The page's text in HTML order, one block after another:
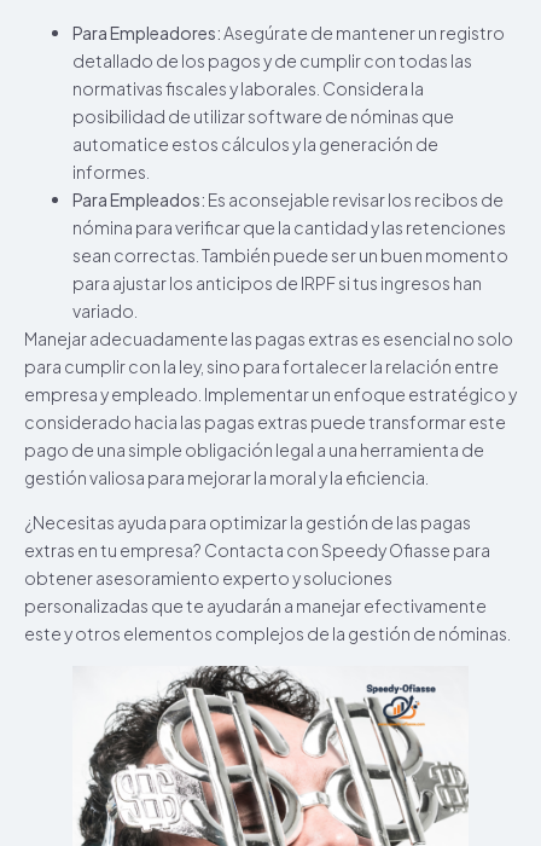
Para Empleadores:Asegúrate de mantener un registro
detallado de los pagos y de cumplir con todas las
normativas fiscales y laborales. Considera la
posibilidad de utilizar software de nóminas que
automatice estos cálculos y la generación de
informes.
Para Empleados: Es aconsejable revisar los recibos de
nómina para verificar que la cantidad y las retenciones
sean correctas. También puede ser un buen momento
para ajustar los anticipos de IRPF si tus ingresos han
variado.
Manejar adecuadamente las pagas extras es esencial no solo
para cumplir con la ley, sino para fortalecer la relación entre
empresa y empleado. Implementar un enfoque estratégico y
considerado hacia las pagas extras puede transformar este
pago de una simple obligación legal a una herramienta de
gestión valiosa para mejorar la moral y la eficiencia.
¿Necesitas ayuda para optimizar la gestión de las pagas
extras en tu empresa? Contacta con Speedy Ofiasse para
obtener asesoramiento experto y soluciones
personalizadas que te ayudarán a manejar efectivamente
este y otros elementos complejos de la gestión de nóminas.